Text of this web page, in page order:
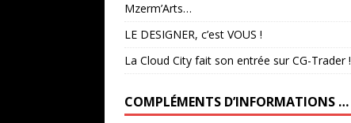
Mzerm’Arts…
LE DESIGNER, c’est VOUS !
La Cloud City fait son entrée sur CG-Trader !
COMPLÉMENTS D’INFORMATIONS …